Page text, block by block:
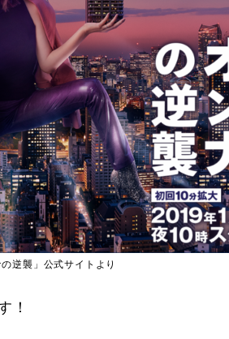
の逆襲」公式サイトより
！